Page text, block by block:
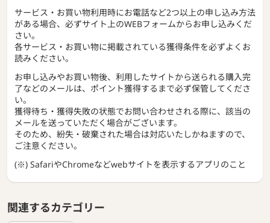
サービス・お買い物利用時にお電話など2つ以上の申し込み方法
がある場合、必ずサイト上のWEBフォームからお申し込みくだ
さい。
各サービス・お買い物に掲載されている獲得条件を必ずよくお
読みください。
お申し込みやお買い物後、利用したサイトから送られる購入完
了などのメールは、ポイント獲得するまで必ず保管してくださ
い。
獲得待ち・獲得失敗の状態でお問い合わせされる際に、該当の
メールを送っていただく場合がございます。
そのため、紛失・破棄された場合は対応いたしかねますので、
ご注意ください。
(※) SafariやChromeなどwebサイトを表示するアプリのこと
関連するカテゴリー